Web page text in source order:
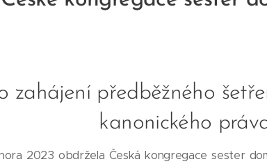
zahájení předběžného
kanonického
obdržela Česká kongregace sester